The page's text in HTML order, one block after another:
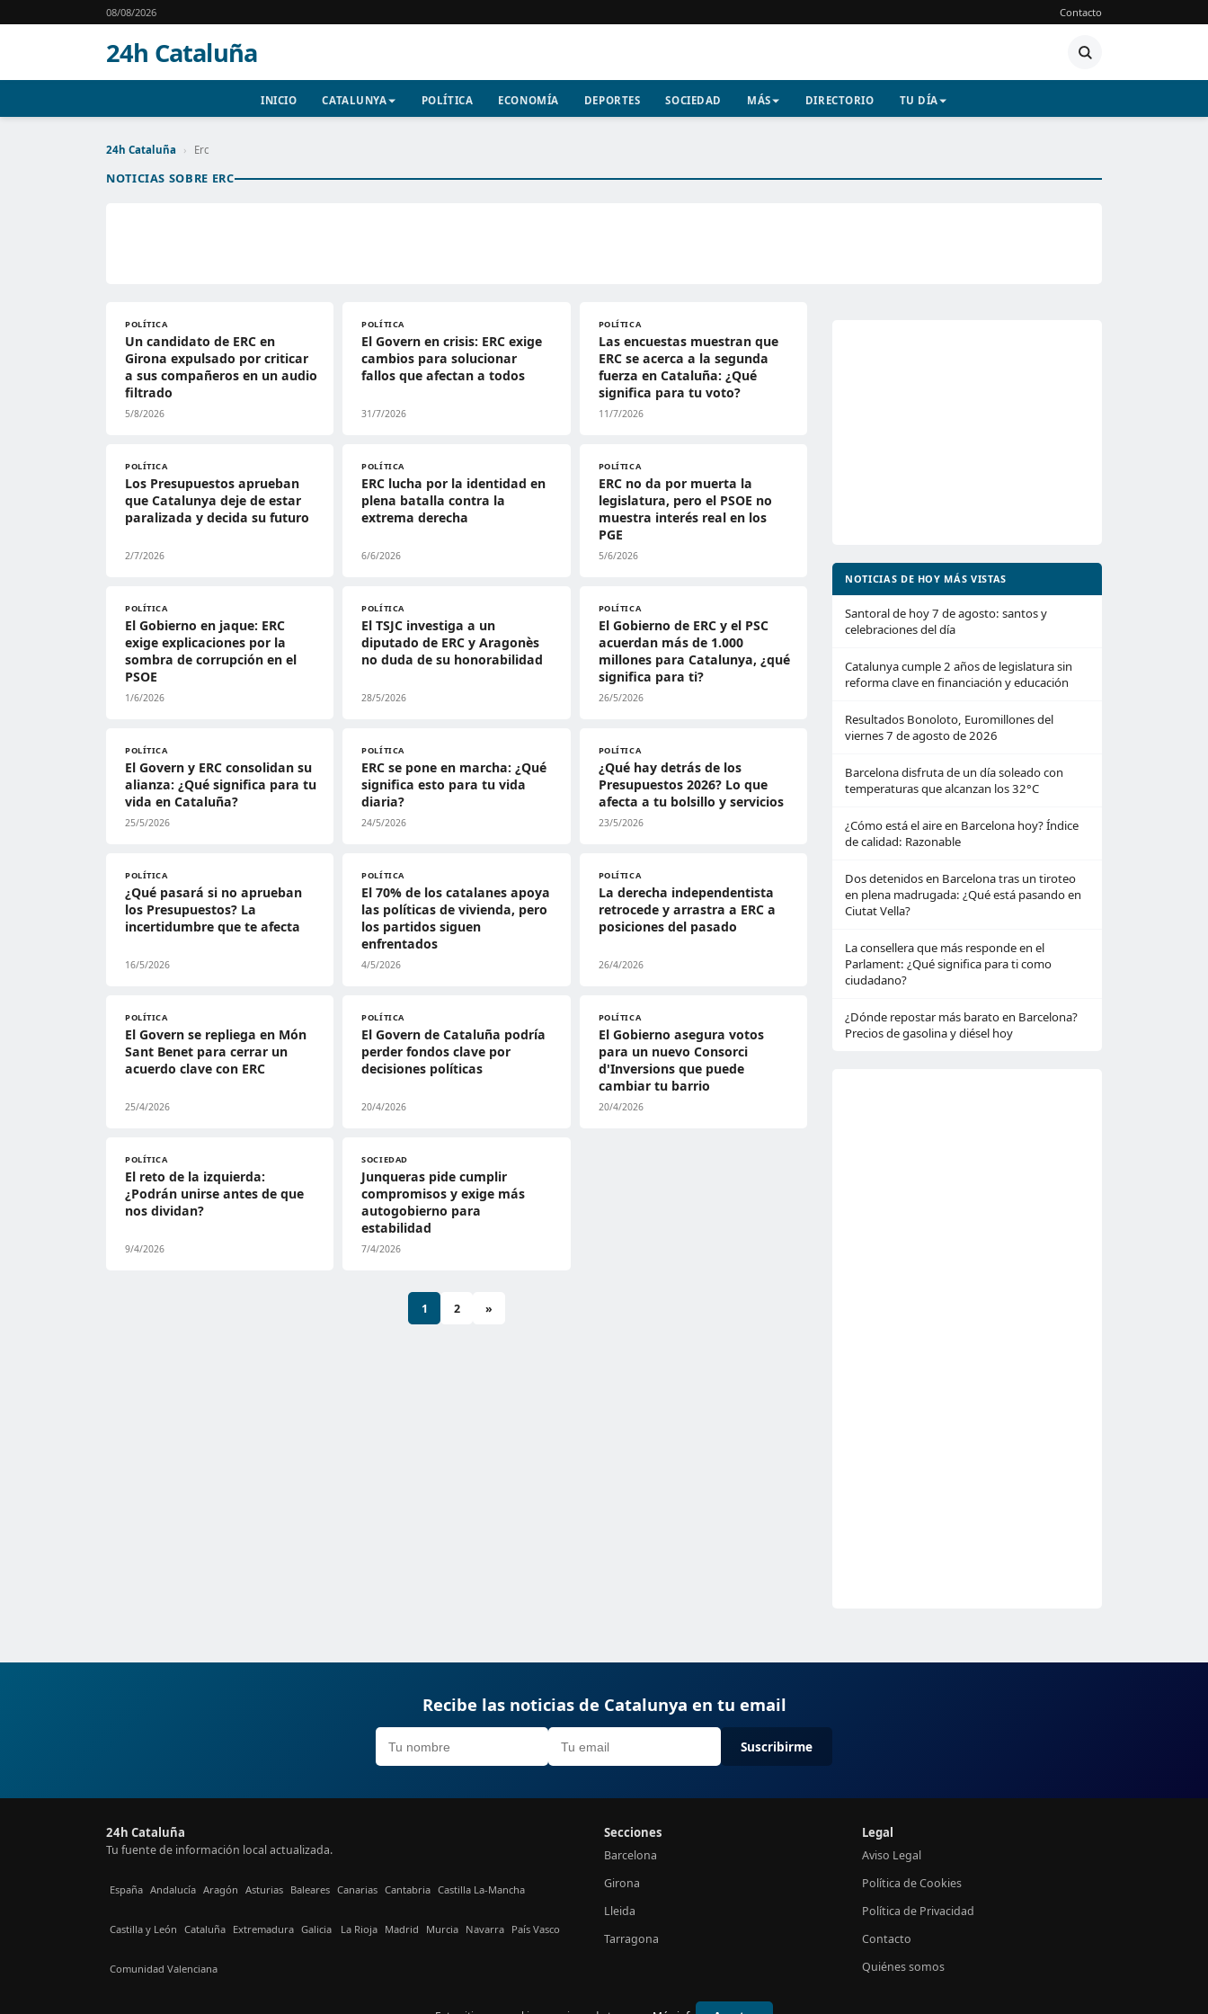
08/08/2026 Contacto
24h Cataluña
INICIO CATALUNYA POLÍTICA ECONOMÍA DEPORTES SOCIEDAD MÁS DIRECTORIO TU DÍA
24h Cataluña › Erc
NOTICIAS SOBRE ERC
POLÍTICA
Un candidato de ERC en
Girona expulsado por criticar
a sus compañeros en un audio
filtrado
5/8/2026
POLÍTICA
El Govern en crisis: ERC exige
cambios para solucionar
fallos que afectan a todos
31/7/2026
POLÍTICA
Las encuestas muestran que
ERC se acerca a la segunda
fuerza en Cataluña: ¿Qué
significa para tu voto?
11/7/2026
POLÍTICA
Los Presupuestos aprueban
que Catalunya deje de estar
paralizada y decida su futuro
2/7/2026
POLÍTICA
ERC lucha por la identidad en
plena batalla contra la
extrema derecha
6/6/2026
POLÍTICA
ERC no da por muerta la
legislatura, pero el PSOE no
muestra interés real en los
PGE
5/6/2026
POLÍTICA
El Gobierno en jaque: ERC
exige explicaciones por la
sombra de corrupción en el
PSOE
1/6/2026
POLÍTICA
El TSJC investiga a un
diputado de ERC y Aragonès
no duda de su honorabilidad
28/5/2026
POLÍTICA
El Gobierno de ERC y el PSC
acuerdan más de 1.000
millones para Catalunya, ¿qué
significa para ti?
26/5/2026
POLÍTICA
El Govern y ERC consolidan su
alianza: ¿Qué significa para tu
vida en Cataluña?
25/5/2026
POLÍTICA
ERC se pone en marcha: ¿Qué
significa esto para tu vida
diaria?
24/5/2026
POLÍTICA
¿Qué hay detrás de los
Presupuestos 2026? Lo que
afecta a tu bolsillo y servicios
23/5/2026
POLÍTICA
¿Qué pasará si no aprueban
los Presupuestos? La
incertidumbre que te afecta
16/5/2026
POLÍTICA
El 70% de los catalanes apoya
las políticas de vivienda, pero
los partidos siguen
enfrentados
4/5/2026
POLÍTICA
La derecha independentista
retrocede y arrastra a ERC a
posiciones del pasado
26/4/2026
POLÍTICA
El Govern se repliega en Món
Sant Benet para cerrar un
acuerdo clave con ERC
25/4/2026
POLÍTICA
El Govern de Cataluña podría
perder fondos clave por
decisiones políticas
20/4/2026
POLÍTICA
El Gobierno asegura votos
para un nuevo Consorci
d'Inversions que puede
cambiar tu barrio
20/4/2026
POLÍTICA
El reto de la izquierda:
¿Podrán unirse antes de que
nos dividan?
9/4/2026
SOCIEDAD
Junqueras pide cumplir
compromisos y exige más
autogobierno para
estabilidad
7/4/2026
1 2 »
NOTICIAS DE HOY MÁS VISTAS
Santoral de hoy 7 de agosto: santos y
celebraciones del día
Catalunya cumple 2 años de legislatura sin
reforma clave en financiación y educación
Resultados Bonoloto, Euromillones del
viernes 7 de agosto de 2026
Barcelona disfruta de un día soleado con
temperaturas que alcanzan los 32°C
¿Cómo está el aire en Barcelona hoy? Índice
de calidad: Razonable
Dos detenidos en Barcelona tras un tiroteo
en plena madrugada: ¿Qué está pasando en
Ciutat Vella?
La consellera que más responde en el
Parlament: ¿Qué significa para ti como
ciudadano?
¿Dónde repostar más barato en Barcelona?
Precios de gasolina y diésel hoy
Recibe las noticias de Catalunya en tu email
Suscribirme
24h Cataluña
Tu fuente de información local actualizada.
España Andalucía Aragón Asturias Baleares Canarias Cantabria Castilla La-Mancha
Castilla y León Cataluña Extremadura Galicia La Rioja Madrid Murcia Navarra País Vasco
Comunidad Valenciana
Secciones
Barcelona
Girona
Lleida
Tarragona
Legal
Aviso Legal
Política de Cookies
Política de Privacidad
Contacto
Quiénes somos